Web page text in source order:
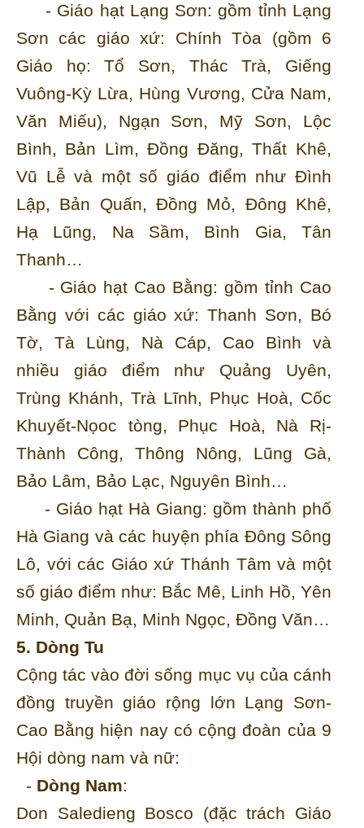
- Giáo hạt Lạng Sơn: gồm tỉnh Lạng
Sơn các giáo xứ: Chính Tòa (gồm 6
Giáo họ: Tổ Sơn, Thác Trà, Giếng
Vuông-Kỳ Lừa, Hùng Vương, Cửa Nam,
Văn Miếu), Ngạn Sơn, Mỹ Sơn, Lộc
Bình, Bản Lìm, Đồng Đăng, Thất Khê,
Vũ Lễ và một số giáo điểm như Đình
Lập, Bản Quấn, Đồng Mỏ, Đông Khê,
Hạ Lũng, Na Sầm, Bình Gia, Tân
Thanh…
- Giáo hạt Cao Bằng: gồm tỉnh Cao
Bằng với các giáo xứ: Thanh Sơn, Bó
Tờ, Tà Lùng, Nà Cáp, Cao Bình và
nhiều giáo điểm như Quảng Uyên,
Trùng Khánh, Trà Lĩnh, Phục Hoà, Cốc
Khuyết-Nọoc tòng, Phục Hoà, Nà Rị-
Thành Công, Thông Nông, Lũng Gà,
Bảo Lâm, Bảo Lạc, Nguyên Bình…
- Giáo hạt Hà Giang: gồm thành phố
Hà Giang và các huyện phía Đông Sông
Lô, với các Giáo xứ Thánh Tâm và một
số giáo điểm như: Bắc Mê, Linh Hồ, Yên
Minh, Quản Bạ, Minh Ngọc, Đồng Văn…
5. Dòng Tu
Cộng tác vào đời sống mục vụ của cánh
đồng truyền giáo rộng lớn Lạng Sơn-
Cao Bằng hiện nay có cộng đoàn của 9
Hội dòng nam và nữ:
- Dòng Nam:
Don Saledieng Bosco (đặc trách Giáo